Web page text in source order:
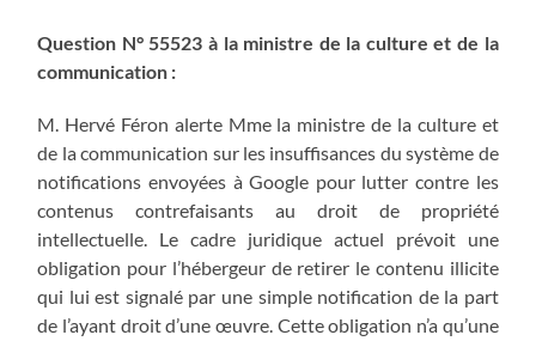
Question N° 55523 à la ministre de la culture et de la
communication :
M. Hervé Féron alerte Mme la ministre de la culture et
de la communication sur les insuffisances du système de
notifications envoyées à Google pour lutter contre les
contenus contrefaisants au droit de propriété
intellectuelle. Le cadre juridique actuel prévoit une
obligation pour l’hébergeur de retirer le contenu illicite
qui lui est signalé par une simple notification de la part
de l’ayant droit d’une œuvre. Cette obligation n’a qu’une